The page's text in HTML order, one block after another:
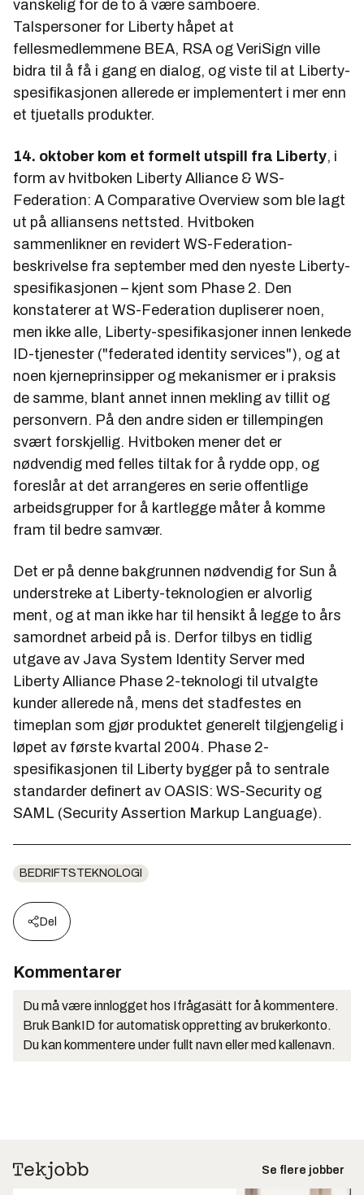
vanskelig for de to å være samboere.
Talspersoner for Liberty håpet at
fellesmedlemmene BEA, RSA og VeriSign ville
bidra til å få i gang en dialog, og viste til at Liberty-
spesifikasjonen allerede er implementert i mer enn
et tjuetalls produkter.
14. oktober kom et formelt utspill fra Liberty, i
form av hvitboken Liberty Alliance & WS-
Federation: A Comparative Overview som ble lagt
ut på alliansens nettsted. Hvitboken
sammenlikner en revidert WS-Federation-
beskrivelse fra september med den nyeste Liberty-
spesifikasjonen – kjent som Phase 2. Den
konstaterer at WS-Federation dupliserer noen,
men ikke alle, Liberty-spesifikasjoner innen lenkede
ID-tjenester ("federated identity services"), og at
noen kjerneprinsipper og mekanismer er i praksis
de samme, blant annet innen mekling av tillit og
personvern. På den andre siden er tillempingen
svært forskjellig. Hvitboken mener det er
nødvendig med felles tiltak for å rydde opp, og
foreslår at det arrangeres en serie offentlige
arbeidsgrupper for å kartlegge måter å komme
fram til bedre samvær.
Det er på denne bakgrunnen nødvendig for Sun å
understreke at Liberty-teknologien er alvorlig
ment, og at man ikke har til hensikt å legge to års
samordnet arbeid på is. Derfor tilbys en tidlig
utgave av Java System Identity Server med
Liberty Alliance Phase 2-teknologi til utvalgte
kunder allerede nå, mens det stadfestes en
timeplan som gjør produktet generelt tilgjengelig i
løpet av første kvartal 2004. Phase 2-
spesifikasjonen til Liberty bygger på to sentrale
standarder definert av OASIS: WS-Security og
SAML (Security Assertion Markup Language).
BEDRIFTSTEKNOLOGI
Del
Kommentarer
Du må være innlogget hos Ifrågasätt for å kommentere.
Bruk BankID for automatisk oppretting av brukerkonto.
Du kan kommentere under fullt navn eller med kallenavn.
Se flere jobber